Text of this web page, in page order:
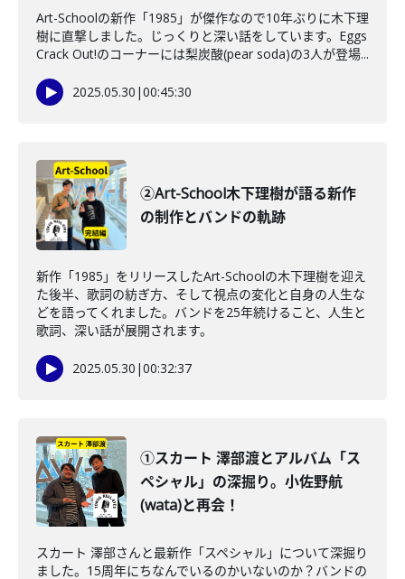
Art-Schoolの新作「1985」が傑作なので10年ぶりに木下理
樹に直撃しました。じっくりと深い話をしています。Eggs
Crack Out!のコーナーには梨炭酸(pear soda)の3人が登場...
2025.05.30 |00:45:30
②Art-School木下理樹が語る新作
の制作とバンドの軌跡
新作「1985」をリリースしたArt-Schoolの木下理樹を迎え
た後半、歌詞の紡ぎ方、そして視点の変化と自身の人生な
どを語ってくれました。バンドを25年続けること、人生と
歌詞、深い話が展開されます。
2025.05.30 |00:32:37
①スカート 澤部渡とアルバム「ス
ペシャル」の深掘り。小佐野航
(wata)と再会！
スカート 澤部さんと最新作「スペシャル」について深掘り
ました。15周年にちなんでいるのかいないのか？バンドの